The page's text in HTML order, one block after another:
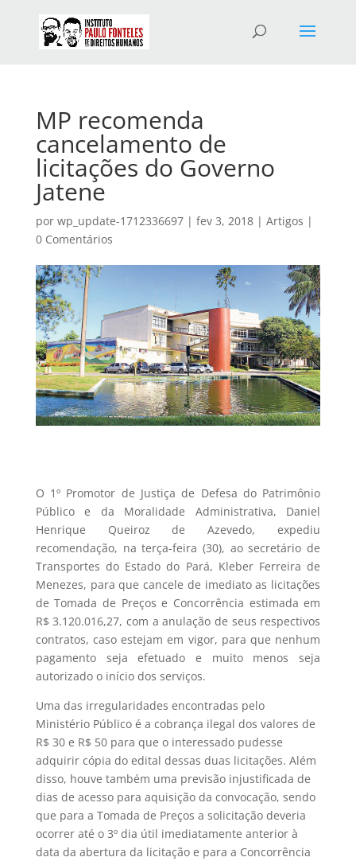
MP recomenda
cancelamento de
licitações do Governo
Jatene
por wp_update-1712336697| fev 3, 2018| Artigos |
0 Comentários
O 1º Promotor de Justiça de Defesa do Patrimônio
Público e da Moralidade Administrativa, Daniel
Henrique Queiroz de Azevedo, expediu
recomendação, na terça-feira (30), ao secretário de
Transportes do Estado do Pará, Kleber Ferreira de
Menezes, para que cancele de imediato as licitações
de Tomada de Preços e Concorrência estimada em
R$ 3.120.016,27, com a anulação de seus respectivos
contratos, caso estejam em vigor, para que nenhum
pagamento seja efetuado e muito menos seja
autorizado o início dos serviços.
Uma das irregularidades encontradas pelo
Ministério Público é a cobrança ilegal dos valores de
R$ 30 e R$ 50 para que o interessado pudesse
adquirir cópia do edital dessas duas licitações. Além
disso, houve também uma previsão injustificada de
dias de acesso para aquisição da convocação, sendo
que para a Tomada de Preços a solicitação deveria
ocorrer até o 3º dia útil imediatamente anterior à
data da abertura da licitação e para a Concorrência